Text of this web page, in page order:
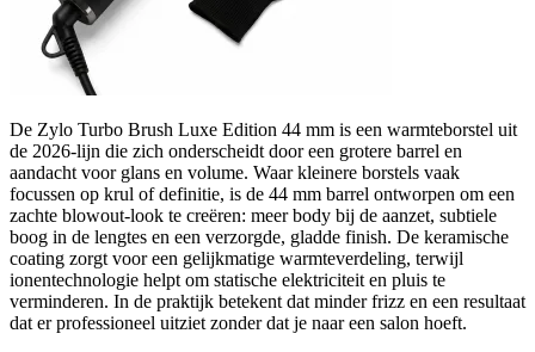
De Zylo Turbo Brush Luxe Edition 44 mm is een warmteborstel uit
de 2026-lijn die zich onderscheidt door een grotere barrel en
aandacht voor glans en volume. Waar kleinere borstels vaak
focussen op krul of definitie, is de 44 mm barrel ontworpen om een
zachte blowout-look te creëren: meer body bij de aanzet, subtiele
boog in de lengtes en een verzorgde, gladde finish. De keramische
coating zorgt voor een gelijkmatige warmteverdeling, terwijl
ionentechnologie helpt om statische elektriciteit en pluis te
verminderen. In de praktijk betekent dat minder frizz en een resultaat
dat er professioneel uitziet zonder dat je naar een salon hoeft.